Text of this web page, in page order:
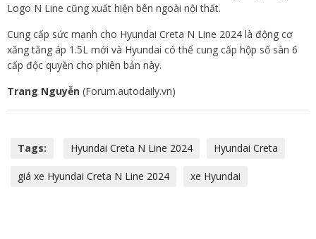
Logo N Line cũng xuất hiện bên ngoài nội thất.
Cung cấp sức mạnh cho Hyundai Creta N Line 2024 là động cơ
xăng tăng áp 1.5L mới và Hyundai có thể cung cấp hộp số sàn 6
cấp độc quyền cho phiên bản này.
Trang Nguyễn (Forum.autodaily.vn)
Tags: Hyundai Creta N Line 2024 Hyundai Creta
giá xe Hyundai Creta N Line 2024 xe Hyundai